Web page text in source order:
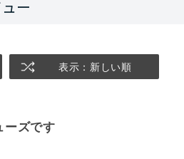
表示：新しい順
ーズです